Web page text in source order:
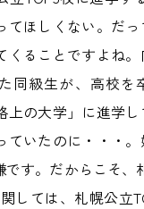
てほしくない。だ
くることですよね
同級生が、高校を
上の大学」に進学
ていたのに・・・
す。だからこそ、
しては、札幌公立